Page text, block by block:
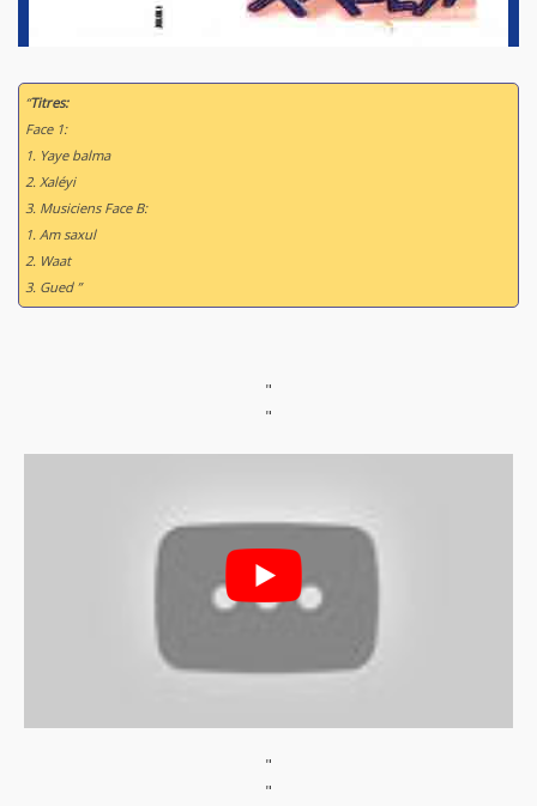
“Titres:
Face 1:
1. Yaye balma
2. Xaléyi
3. Musiciens Face B:
1. Am saxul
2. Waat
3. Gued ”
"
"
"
"